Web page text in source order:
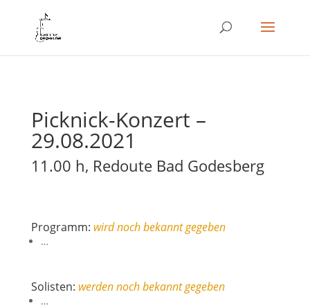
Picknick-Konzert –
29.08.2021
11.00 h, Redoute Bad Godesberg
Programm: wird noch bekannt gegeben
…
Solisten: werden noch bekannt gegeben
…